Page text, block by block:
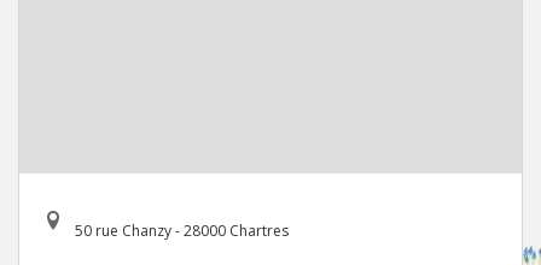
50 rue Chanzy - 28000 Chartres